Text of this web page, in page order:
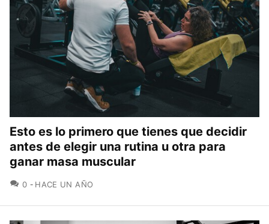
Esto es lo primero que tienes que decidir
antes de elegir una rutina u otra para
ganar masa muscular
0 COMENTARIOS
HACE UN AÑO